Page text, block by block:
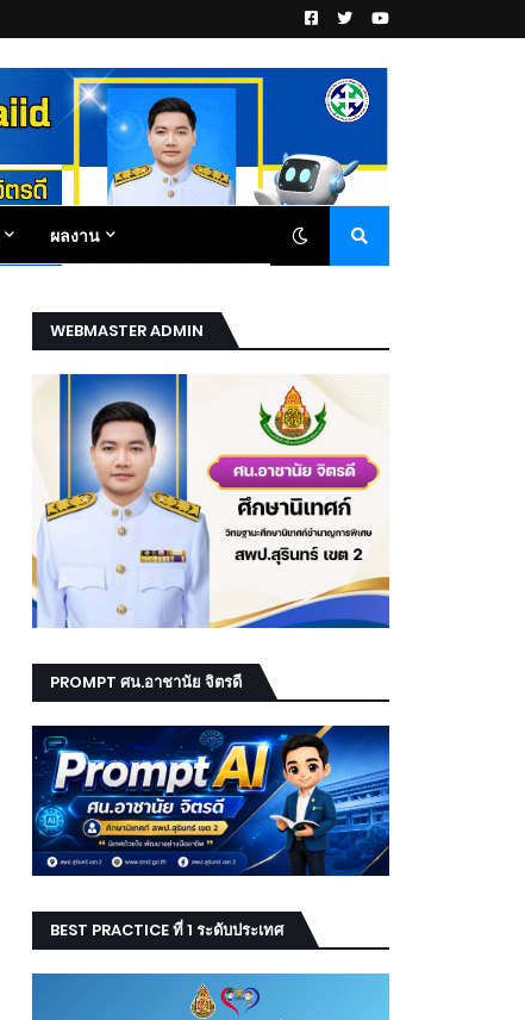
ผลงาน
WEBMASTER ADMIN
PROMPT ศน.อาชานัย จิตรดี
BEST PRACTICE ที่ 1 ระดับประเทศ